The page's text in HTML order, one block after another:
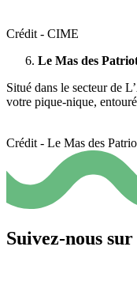
Crédit - CIME
Le Mas des
Situé dans le secteur de
votre pique-nique,
Crédit - Le Mas des
Suivez-nous